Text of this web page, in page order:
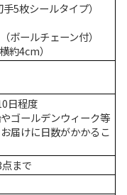
5枚シールタイプ）
ボールチェーン付）
約4cm）
日程度
ゴールデンウィーク等
届けに日数がかかるこ
まで